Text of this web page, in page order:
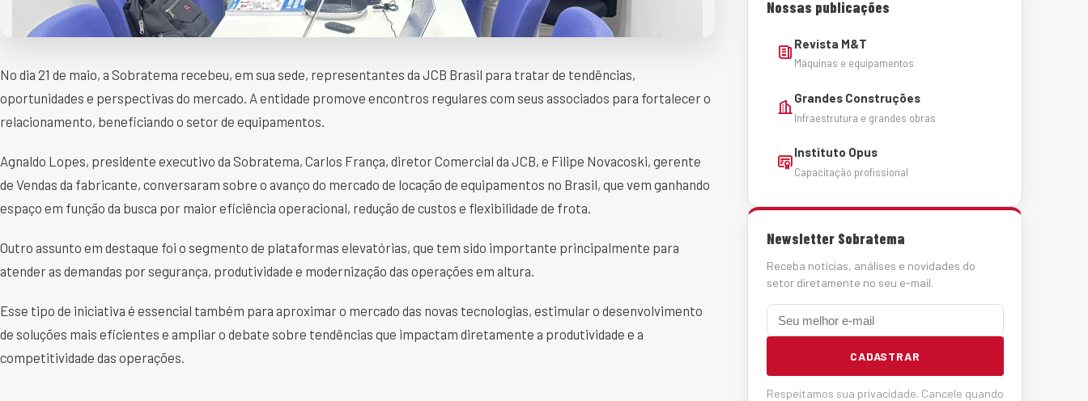
No dia 21 de maio, a Sobratema recebeu, em sua sede, representantes da JCB Brasil para tratar de tendências,
oportunidades e perspectivas do mercado. A entidade promove encontros regulares com seus associados para fortalecer o
relacionamento, beneficiando o setor de equipamentos.
Agnaldo Lopes, presidente executivo da Sobratema, Carlos França, diretor Comercial da JCB, e Filipe Novacoski, gerente
de Vendas da fabricante, conversaram sobre o avanço do mercado de locação de equipamentos no Brasil, que vem ganhando
espaço em função da busca por maior eficiência operacional, redução de custos e flexibilidade de frota.
Outro assunto em destaque foi o segmento de plataformas elevatórias, que tem sido importante principalmente para
atender as demandas por segurança, produtividade e modernização das operações em altura.
Esse tipo de iniciativa é essencial também para aproximar o mercado das novas tecnologias, estimular o desenvolvimento
de soluções mais eficientes e ampliar o debate sobre tendências que impactam diretamente a produtividade e a
competitividade das operações.
Nossas publicações
Revista M&T
Máquinas e equipamentos
Grandes Construções
Infraestrutura e grandes obras
Instituto Opus
Capacitação profissional
Newsletter Sobratema
Receba notícias, análises e novidades do
setor diretamente no seu e-mail.
E-mail
CADASTRAR
Respeitamos sua privacidade. Cancele quando